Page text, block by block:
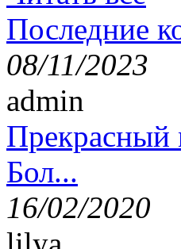
Последние
08/11/2023
admin
Прекрасный
Бол...
16/02/2020